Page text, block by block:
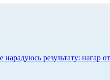
результату: нагар